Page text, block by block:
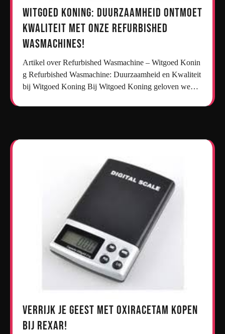
Witgoed Koning: Duurzaamheid ontmoet
kwaliteit met onze refurbished
wasmachines!
Artikel over Refurbished Wasmachine – Witgoed Konin
g Refurbished Wasmachine: Duurzaamheid en Kwaliteit
bij Witgoed Koning Bij Witgoed Koning geloven we…
Verrijk je geest met oxiracetam kopen
bij Rexar!